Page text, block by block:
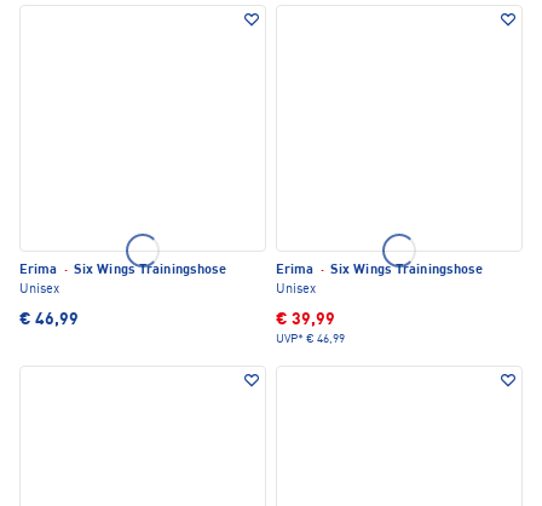
Erima · Six Wings Trainingshose
Unisex
€ 46,99
Erima · Six Wings Trainingshose
Unisex
€ 39,99
UVP* € 46,99